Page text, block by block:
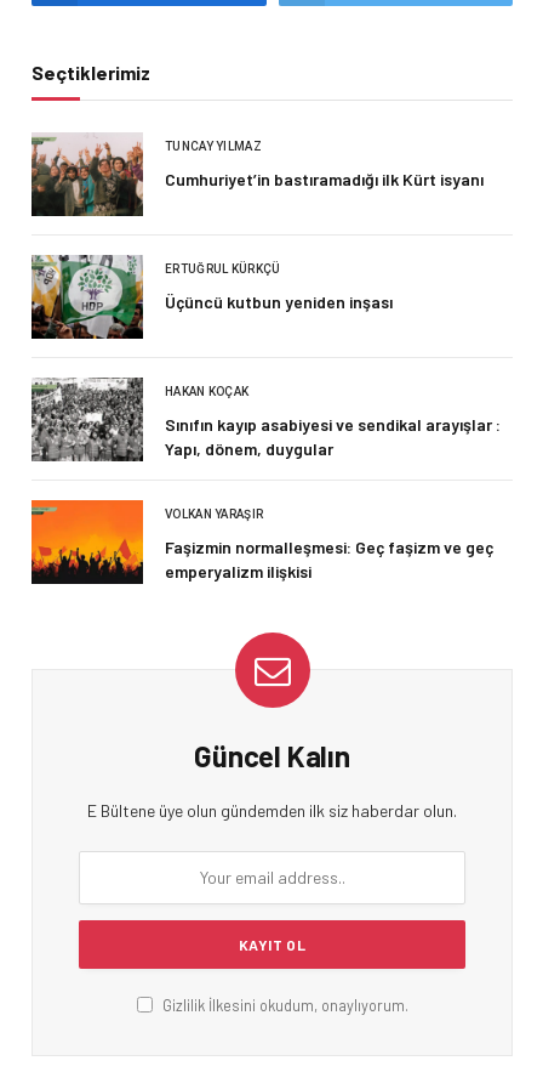
Seçtiklerimiz
TUNCAY YILMAZ
Cumhuriyet’in bastıramadığı ilk Kürt isyanı
ERTUĞRUL KÜRKÇÜ
Üçüncü kutbun yeniden inşası
HAKAN KOÇAK
Sınıfın kayıp asabiyesi ve sendikal arayışlar :
Yapı, dönem, duygular
VOLKAN YARAŞIR
Faşizmin normalleşmesi: Geç faşizm ve geç
emperyalizm ilişkisi
Güncel Kalın
E Bültene üye olun gündemden ilk siz haberdar olun.
Gizlilik İlkesini okudum, onaylıyorum.